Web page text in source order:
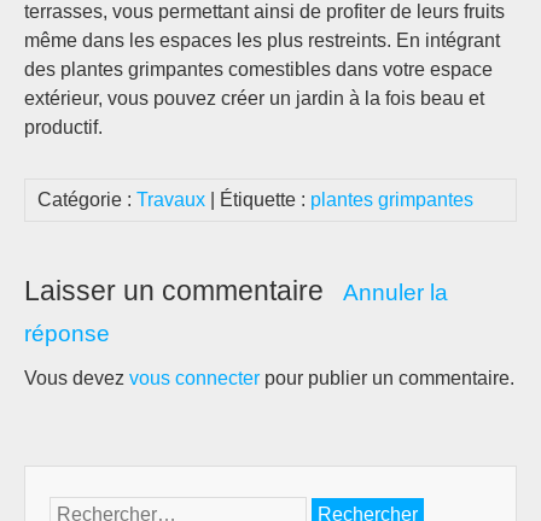
terrasses, vous permettant ainsi de profiter de leurs fruits
même dans les espaces les plus restreints. En intégrant
des plantes grimpantes comestibles dans votre espace
extérieur, vous pouvez créer un jardin à la fois beau et
productif.
Catégorie : Travaux | Étiquette : plantes grimpantes
Laisser un commentaire
Annuler la
réponse
Vous devez vous connecter pour publier un commentaire.
Rechercher :